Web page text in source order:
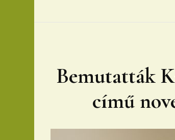
Bemutatták
című